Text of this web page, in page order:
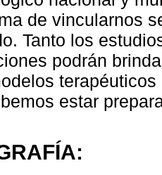
de vincularnos
Tanto los
podrán
estar